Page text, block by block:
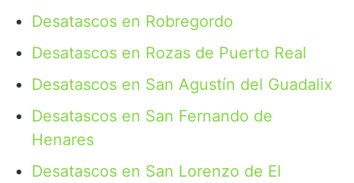
Desatascos en Robregordo
Desatascos en Rozas de Puerto Real
Desatascos en San Agustín del Guadalix
Desatascos en San Fernando de
Henares
Desatascos en San Lorenzo de El